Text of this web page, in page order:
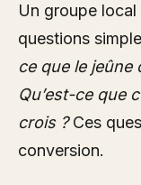
Un groupe
questions
ce que le jeûne
Qu’est-ce que
crois ?Ces
conversion.